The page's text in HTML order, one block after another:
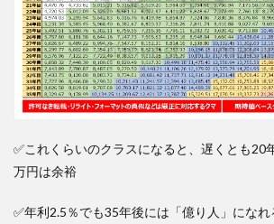
✅これくらいのクラスになると、遅くとも20
万円は余裕
✅年利2.5％でも35年後には「億り人」になれ